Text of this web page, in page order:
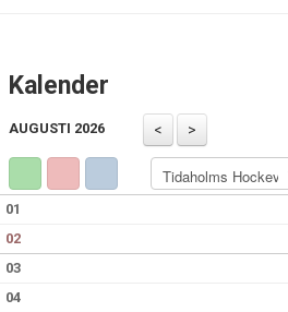
DOMARE
MEDLEM
KIOSKEN
THF UNGDOMSPOLICY - RÖDA TRÅD
Kalender
AUGUSTI 2026
01
02
03
04